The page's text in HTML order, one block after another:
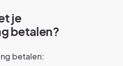
je
betalen?
betalen: